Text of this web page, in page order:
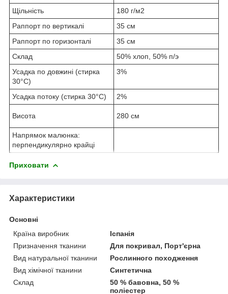
Щільність
180 г/м2
Раппорт по вертикалі
35 см
Раппорт по горизонталі
35 см
Склад
50% хлоп, 50% п/э
Усадка по довжині (стирка
30°C)
3%
Усадка потоку (стирка 30°C) 2%
Висота 280 см
Напрямок малюнка:
перпендикулярно крайці
Приховати
Характеристики
Основні
Країна виробник
Іспанія
Призначення тканини
Для покривал, Порт'єрна
Вид натуральної тканини
Рослинного походження
Вид хімічної тканини
Синтетична
Склад
50 % бавовна, 50 %
поліестер